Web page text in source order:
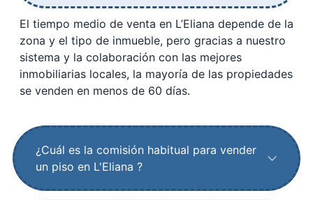
El tiempo medio de venta en L’Eliana depende de la
zona y el tipo de inmueble, pero gracias a nuestro
sistema y la colaboración con las mejores
inmobiliarias locales, la mayoría de las propiedades
se venden en menos de 60 días.
¿Cuál es la comisión habitual para vender
un piso en L'Eliana ?